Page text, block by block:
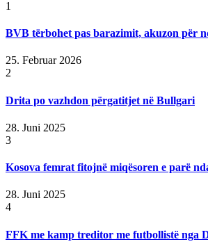
1
BVB tërbohet pas barazimit, akuzon për
25. Februar 2026
2
Drita po vazhdon përgatitjet në Bullgari
28. Juni 2025
3
Kosova femrat fitojnë miqësoren e parë
28. Juni 2025
4
FFK me kamp treditor me futbollistë nga